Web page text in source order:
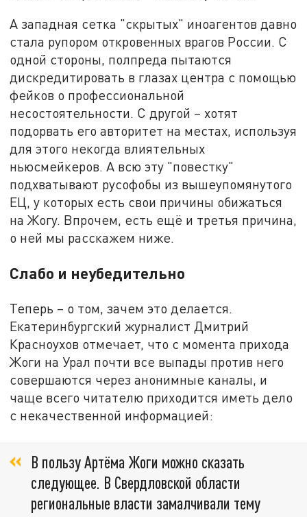
А западная сетка "скрытых" иноагентов давно
стала рупором откровенных врагов России. С
одной стороны, полпреда пытаются
дискредитировать в глазах центра с помощью
фейков о профессиональной
несостоятельности. С другой – хотят
подорвать его авторитет на местах, используя
для этого некогда влиятельных
ньюсмейкеров. А всю эту "повестку"
подхватывают русофобы из вышеупомянутого
ЕЦ, у которых есть свои причины обижаться
на Жогу. Впрочем, есть ещё и третья причина,
о ней мы расскажем ниже.
Слабо и неубедительно
Теперь – о том, зачем это делается.
Екатеринбургский журналист Дмитрий
Красноухов отмечает, что с момента прихода
Жоги на Урал почти все выпады против него
совершаются через анонимные каналы, и
чаще всего читателю приходится иметь дело
с некачественной информацией:
В пользу Артёма Жоги можно сказать
следующее. В Свердловской области
региональные власти замалчивали тему